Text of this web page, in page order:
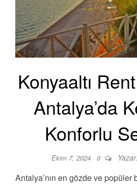
Konyaaltı
Antalya’da
Konforlu
Ekim 7, 2024 0
Antalya’nın en gözde ve